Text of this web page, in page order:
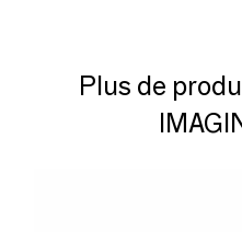
Plus de